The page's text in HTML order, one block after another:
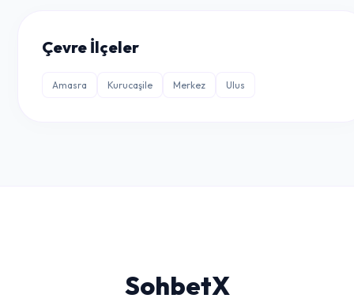
Çevre İlçeler
Amasra Kurucaşile Merkez Ulus
SohbetX